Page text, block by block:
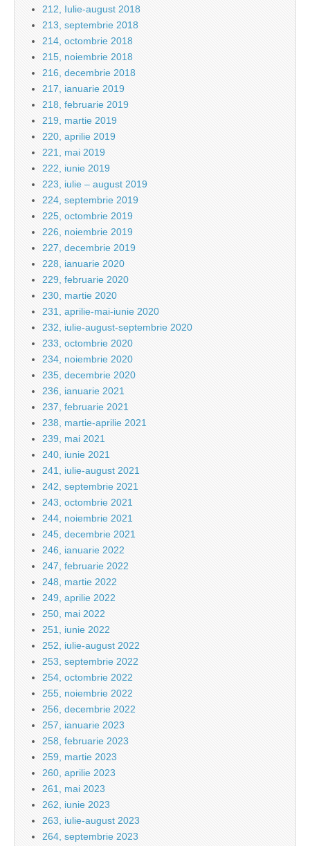
212, Iulie-august 2018
213, septembrie 2018
214, octombrie 2018
215, noiembrie 2018
216, decembrie 2018
217, ianuarie 2019
218, februarie 2019
219, martie 2019
220, aprilie 2019
221, mai 2019
222, iunie 2019
223, iulie – august 2019
224, septembrie 2019
225, octombrie 2019
226, noiembrie 2019
227, decembrie 2019
228, ianuarie 2020
229, februarie 2020
230, martie 2020
231, aprilie-mai-iunie 2020
232, iulie-august-septembrie 2020
233, octombrie 2020
234, noiembrie 2020
235, decembrie 2020
236, ianuarie 2021
237, februarie 2021
238, martie-aprilie 2021
239, mai 2021
240, iunie 2021
241, iulie-august 2021
242, septembrie 2021
243, octombrie 2021
244, noiembrie 2021
245, decembrie 2021
246, ianuarie 2022
247, februarie 2022
248, martie 2022
249, aprilie 2022
250, mai 2022
251, iunie 2022
252, iulie-august 2022
253, septembrie 2022
254, octombrie 2022
255, noiembrie 2022
256, decembrie 2022
257, ianuarie 2023
258, februarie 2023
259, martie 2023
260, aprilie 2023
261, mai 2023
262, iunie 2023
263, iulie-august 2023
264, septembrie 2023